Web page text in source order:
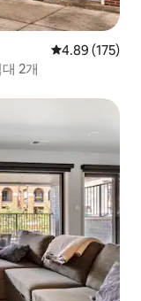
평점 4.89점(5
4.89 (175)
2개